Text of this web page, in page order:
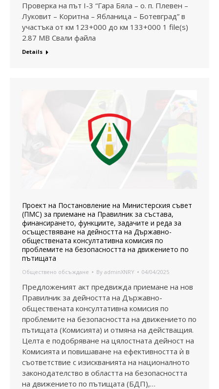
Проверка на път I-3 “Гара Бяла – о. п. Плевен –
Луковит – Коритна – Ябланица – Ботевград” в
участъка от км 123+000 до км 133+000 1 file(s)
2.87 MB Свали файла
Details
Проект на Постановление на Министерския съвет
(ПМС) за приемане на Правилник за състава,
финансирането, функциите, задачите и реда за
осъществяване на дейността на Държавно-
обществената консултативна комисия по
проблемите на безопасността на движението по
пътищата
Обществено обсъждане By adminXNRY 04/04/2025
Предложеният акт предвижда приемане на нов
Правилник за дейността на Държавно-
обществената консултативна комисия по
проблемите на безопасността на движението по
пътищата (Комисията) и отмяна на действащия.
Целта е подобряване на цялостната дейност на
Комисията и повишаване на ефективността ѝ в
съответствие с изискванията на националното
законодателство в областта на безопасността
на движението по пътищата (БДП),…